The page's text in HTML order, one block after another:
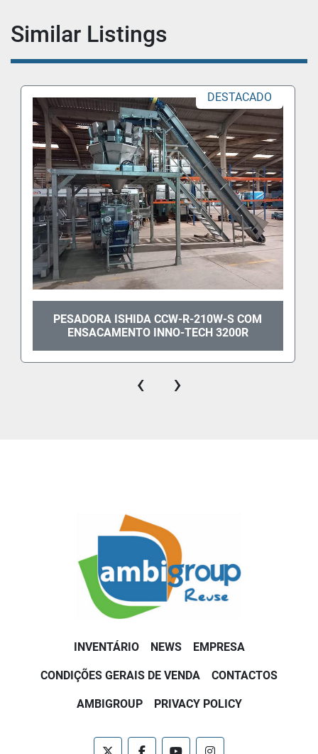
Similar Listings
DESTACADO
PESADORA ISHIDA CCW-R-210W-S COM
ENSACAMENTO INNO-TECH 3200R
‹ ›
INVENTÁRIO NEWS EMPRESA
CONDIÇÕES GERAIS DE VENDA CONTACTOS
AMBIGROUP PRIVACY POLICY